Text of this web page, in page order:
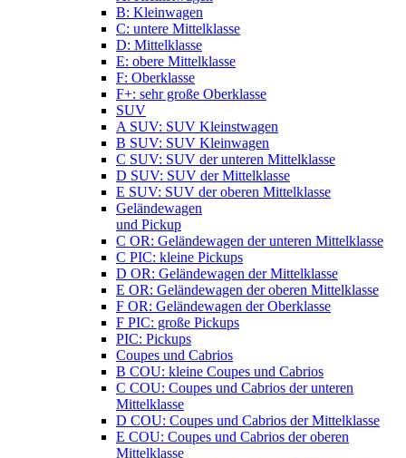
B: Kleinwagen
C: untere Mittelklasse
D: Mittelklasse
E: obere Mittelklasse
F: Oberklasse
F+: sehr große Oberklasse
SUV
A SUV: SUV Kleinstwagen
B SUV: SUV Kleinwagen
C SUV: SUV der unteren Mittelklasse
D SUV: SUV der Mittelklasse
E SUV: SUV der oberen Mittelklasse
Geländewagen
und Pickup
C OR: Geländewagen der unteren Mittelklasse
C PIC: kleine Pickups
D OR: Geländewagen der Mittelklasse
E OR: Geländewagen der oberen Mittelklasse
F OR: Geländewagen der Oberklasse
F PIC: große Pickups
PIC: Pickups
Coupes und Cabrios
B COU: kleine Coupes und Cabrios
C COU: Coupes und Cabrios der unteren
Mittelklasse
D COU: Coupes und Cabrios der Mittelklasse
E COU: Coupes und Cabrios der oberen
Mittelklasse